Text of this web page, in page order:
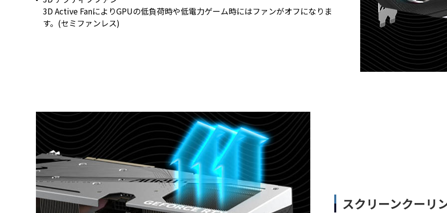
3D Active FanによりGPUの低負荷時や低電力ゲーム時にはファンがオフになりま
す。(セミファンレス)
スクリーンクーリ